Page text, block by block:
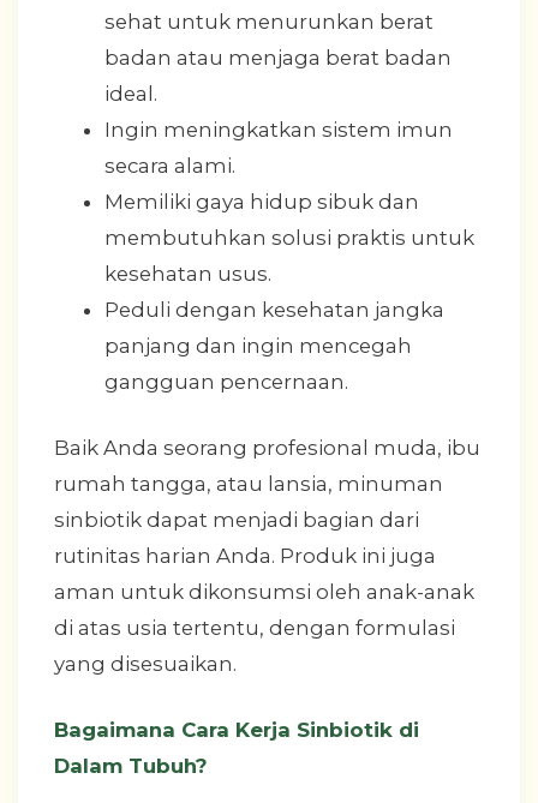
sehat untuk menurunkan berat
badan atau menjaga berat badan
ideal.
Ingin meningkatkan sistem imun
secara alami.
Memiliki gaya hidup sibuk dan
membutuhkan solusi praktis untuk
kesehatan usus.
Peduli dengan kesehatan jangka
panjang dan ingin mencegah
gangguan pencernaan.
Baik Anda seorang profesional muda, ibu
rumah tangga, atau lansia, minuman
sinbiotik dapat menjadi bagian dari
rutinitas harian Anda. Produk ini juga
aman untuk dikonsumsi oleh anak-anak
di atas usia tertentu, dengan formulasi
yang disesuaikan.
Bagaimana Cara Kerja Sinbiotik di
Dalam Tubuh?